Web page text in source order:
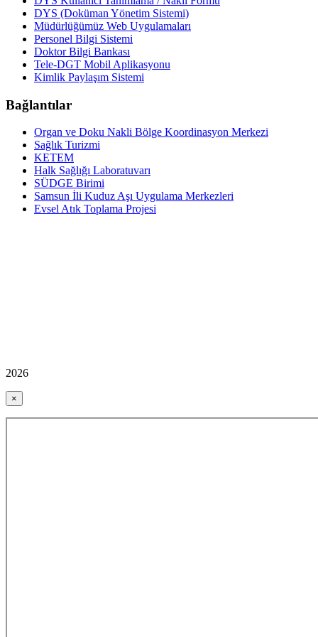
DYS (Doküman Yönetim Sistemi)
Müdürlüğümüz Web Uygulamaları
Personel Bilgi Sistemi
Doktor Bilgi Bankası
Tele-DGT Mobil Aplikasyonu
Kimlik Paylaşım Sistemi
Bağlantılar
Organ ve Doku Nakli Bölge Koordinasyon Merkezi
Sağlık Turizmi
KETEM
Halk Sağlığı Laboratuvarı
SÜDGE Birimi
Samsun İli Kuduz Aşı Uygulama Merkezleri
Evsel Atık Toplama Projesi
2026
×